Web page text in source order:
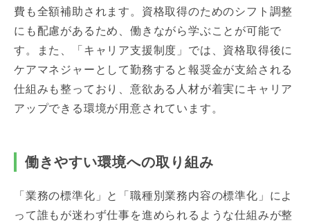
費も全額補助されます。資格取得のためのシフト調整
にも配慮があるため、働きながら学ぶことが可能で
す。また、「キャリア支援制度」では、資格取得後に
ケアマネジャーとして勤務すると報奨金が支給される
仕組みも整っており、意欲ある人材が着実にキャリア
アップできる環境が用意されています。
働きやすい環境への取り組み
「業務の標準化」と「職種別業務内容の標準化」によ
って誰もが迷わず仕事を進められるような仕組みが整